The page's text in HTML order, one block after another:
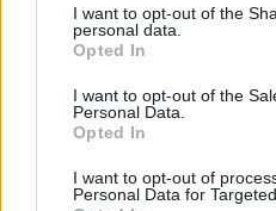
I want to opt-out of the
personal data.
Opted In
I want to opt-out of the
Personal Data.
Opted In
I want to opt-out of
Personal Data for
sm0uk3r71
Отговори:
10
Отговори:
8
ф о р у м а
Отговори:
8
Велик ден е